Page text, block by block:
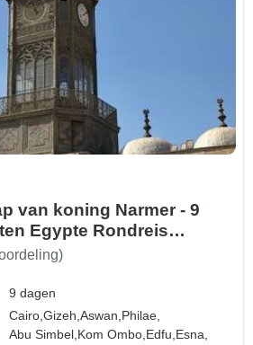
van koning Narmer - 9
Egypte Rondreis
9 dagen
Cairo,Gizeh,Aswan,Philae,
Abu Simbel,Kom Ombo,Edfu,Esna,